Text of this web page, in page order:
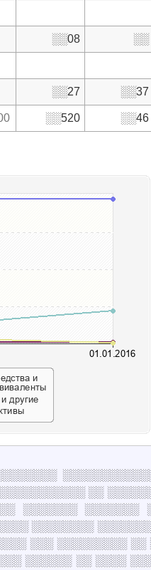
░░08 ░░
░░27 ░░37
░░520 ░░46
░░
░░░░░░░ ░░░░░░░
░░░░░░░░
░░░ ░░░░░░░░░ ░░
░░░░░░ ░░ ░░░░